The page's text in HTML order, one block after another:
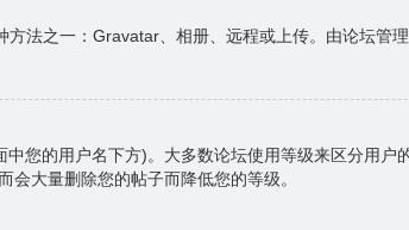
法之一：Gravatar、相册、远程或上传。由论坛管
您的用户名下方)。大多数论坛使用等级来区分用
大量删除您的帖子而降低您的等级。